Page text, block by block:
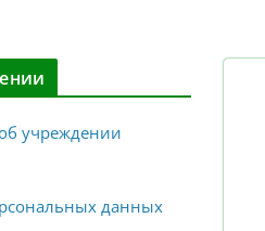
учреждении
данных